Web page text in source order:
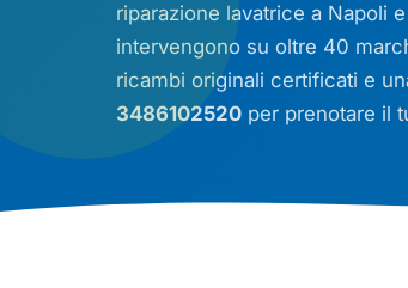
riparazione lavatrice a Napoli
intervengono su oltre 40
ricambi originali certificati e
3486102520 per prenotare il